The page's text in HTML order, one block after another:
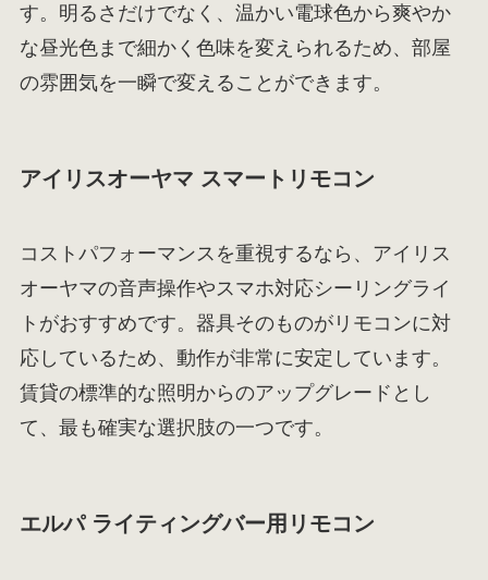
す。明るさだけでなく、温かい電球色から爽やか
な昼光色まで細かく色味を変えられるため、部屋
の雰囲気を一瞬で変えることができます。
アイリスオーヤマ スマートリモコン
コストパフォーマンスを重視するなら、アイリス
オーヤマの音声操作やスマホ対応シーリングライ
トがおすすめです。器具そのものがリモコンに対
応しているため、動作が非常に安定しています。
賃貸の標準的な照明からのアップグレードとし
て、最も確実な選択肢の一つです。
エルパ ライティングバー用リモコン